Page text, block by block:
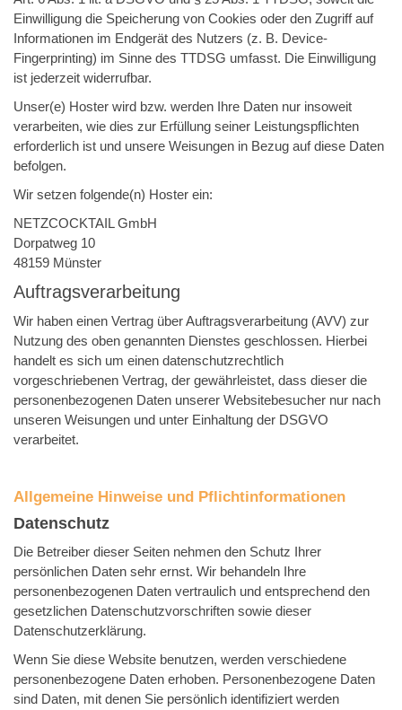
Einwilligung die Speicherung von Cookies oder den Zugriff auf
Informationen im Endgerät des Nutzers (z. B. Device-
Fingerprinting) im Sinne des TTDSG umfasst. Die Einwilligung
ist jederzeit widerrufbar.
Unser(e) Hoster wird bzw. werden Ihre Daten nur insoweit
verarbeiten, wie dies zur Erfüllung seiner Leistungspflichten
erforderlich ist und unsere Weisungen in Bezug auf diese Daten
befolgen.
Wir setzen folgende(n) Hoster ein:
NETZCOCKTAIL GmbH
Dorpatweg 10
48159 Münster
Auftragsverarbeitung
Wir haben einen Vertrag über Auftragsverarbeitung (AVV) zur
Nutzung des oben genannten Dienstes geschlossen. Hierbei
handelt es sich um einen datenschutzrechtlich
vorgeschriebenen Vertrag, der gewährleistet, dass dieser die
personenbezogenen Daten unserer Websitebesucher nur nach
unseren Weisungen und unter Einhaltung der DSGVO
verarbeitet.
Allgemeine Hinweise und Pflicht­informationen
Datenschutz
Die Betreiber dieser Seiten nehmen den Schutz Ihrer
persönlichen Daten sehr ernst. Wir behandeln Ihre
personenbezogenen Daten vertraulich und entsprechend den
gesetzlichen Datenschutzvorschriften sowie dieser
Datenschutzerklärung.
Wenn Sie diese Website benutzen, werden verschiedene
personenbezogene Daten erhoben. Personenbezogene Daten
sind Daten, mit denen Sie persönlich identifiziert werden